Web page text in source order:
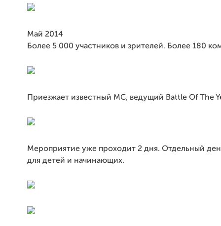
Май 2014
Более 5 000 участников и зрителей. Более 180
Приезжает известный MC, ведущий Battle Of The
Мероприятие уже проходит 2 дня. Отдельный
для детей и начинающих.